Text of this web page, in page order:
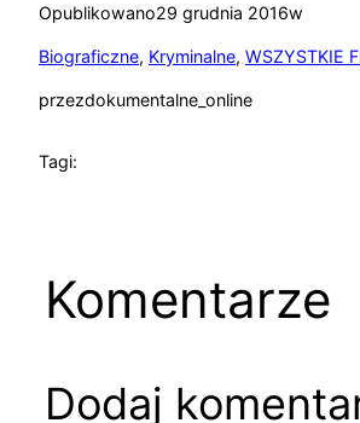
Opublikowano29 grudnia 2016w
Biograficzne, Kryminalne, WSZYSTKIE
przezdokumentalne_online
Tagi:
Komentarze
Dodaj